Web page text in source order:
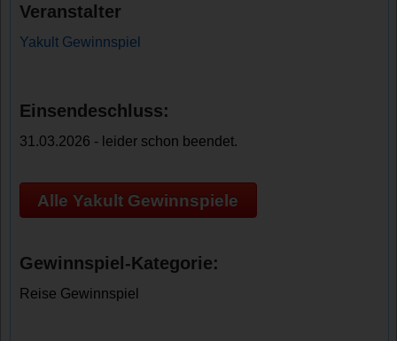
Veranstalter
Yakult Gewinnspiel
Einsendeschluss:
31.03.2026 - leider schon beendet.
Alle Yakult Gewinnspiele
Gewinnspiel-Kategorie:
Reise Gewinnspiel